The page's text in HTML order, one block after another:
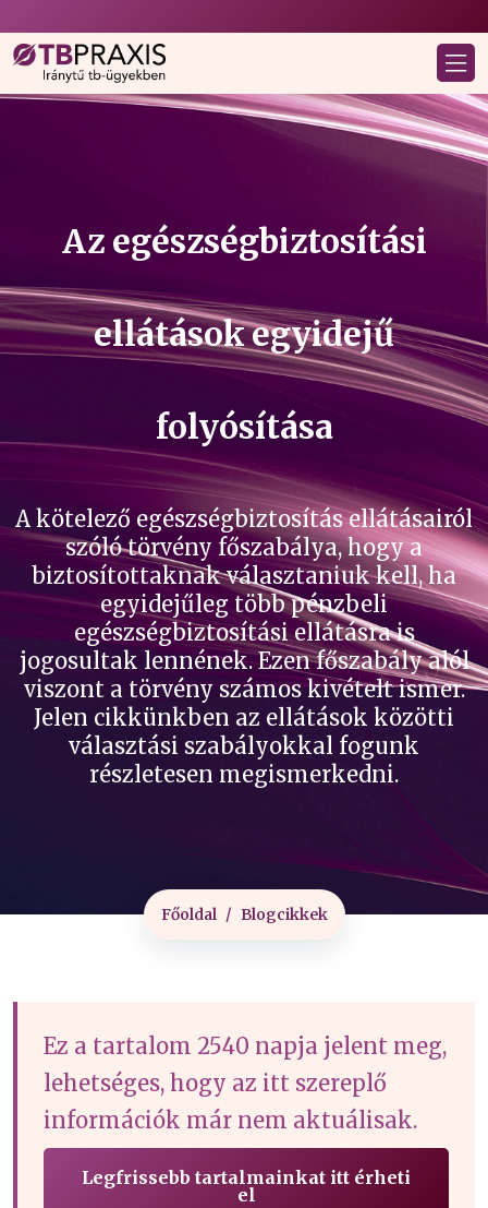
Az egészségbiztosítási
ellátások egyidejű
folyósítása
A kötelező egészségbiztosítás ellátásairól
szóló törvény főszabálya, hogy a
biztosítottaknak választaniuk kell, ha
egyidejűleg több pénzbeli
egészségbiztosítási ellátásra is
jogosultak lennének. Ezen főszabály alól
viszont a törvény számos kivételt ismer.
Jelen cikkünkben az ellátások közötti
választási szabályokkal fogunk
részletesen megismerkedni.
Főoldal Blogcikkek
Ez a tartalom 2540 napja jelent meg,
lehetséges, hogy az itt szereplő
információk már nem aktuálisak.
Legfrissebb tartalmainkat itt érheti
el